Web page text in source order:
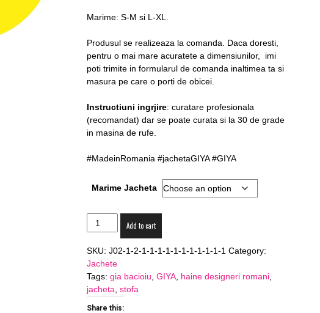
–
Marime: S-M si L-XL.
Produsul se realizeaza la comanda. Daca doresti,
pentru o mai mare acuratete a dimensiunilor, imi
poti trimite in formularul de comanda inaltimea ta si
masura pe care o porti de obicei.
Instructiuni ingrjire: curatare profesionala
(recomandat) dar se poate curata si la 30 de grade
in masina de rufe.
#MadeinRomania #jachetaGIYA #GIYA
Marime Jacheta
Jacheta
GIYA
Add to cart
SKU: J02-1-2-1-1-1-1-1-1-1-1-1-1-1 Category:
Jachete
Tags: gia bacioiu GIYA, haine designeri romani,
jacheta stofa
Share this: